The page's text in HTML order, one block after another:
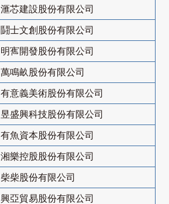
滙芯建設股份有限公司
鬪士文創股份有限公司
明寯開發股份有限公司
萬鳴畝股份有限公司
有意義美術股份有限公司
昱盛興科技股份有限公司
有魚資本股份有限公司
湘樂控股股份有限公司
柴柴股份有限公司
興亞貿易股份有限公司